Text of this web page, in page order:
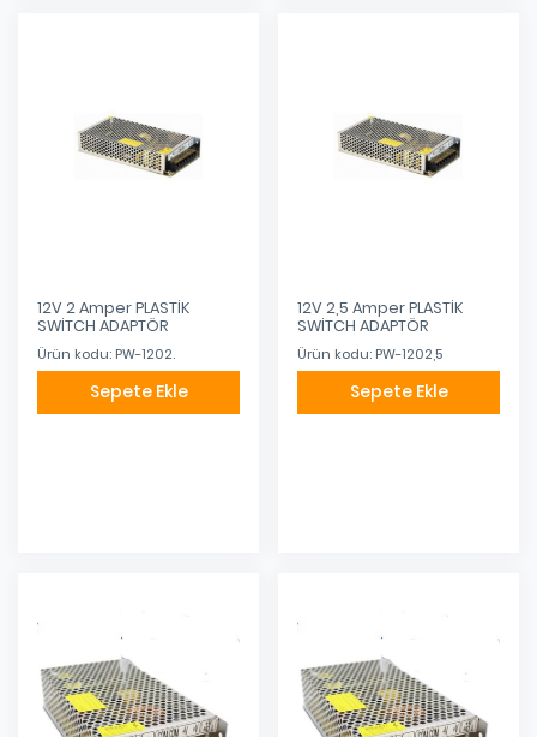
12V 2 Amper PLASTİK
SWİTCH ADAPTÖR
Ürün kodu: PW-1202.
Sepete Ekle
12V 2,5 Amper PLASTİK
SWİTCH ADAPTÖR
Ürün kodu: PW-1202,5
Sepete Ekle